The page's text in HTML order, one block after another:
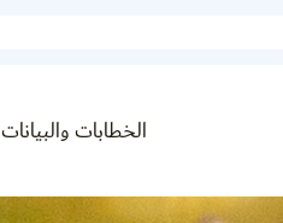
الخطابات والبيانات